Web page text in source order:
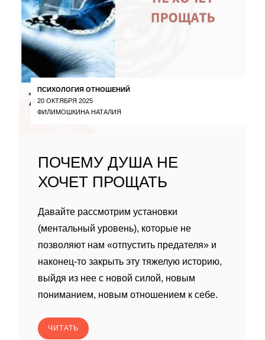
ПСИХОЛОГИЯ ОТНОШЕНИЙ
20 ОКТЯБРЯ 2025
ФИЛИМОШКИНА НАТАЛИЯ
ПОЧЕМУ ДУША НЕ
ХОЧЕТ ПРОЩАТЬ
Давайте рассмотрим установки
(ментальный уровень), которые не
позволяют нам «отпустить предателя» и
наконец-то закрыть эту тяжелую историю,
выйдя из нее с новой силой, новым
пониманием, новым отношением к себе.
ЧИТАТЬ